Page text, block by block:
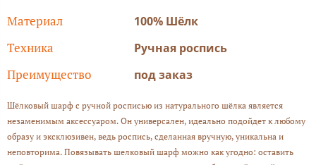
Материал 100% Шёлк
Техника Ручная роспись
Преимущество под заказ
Шёлковый шарф с ручной росписью из натурального шёлка является
незаменимым аксессуаром. Он универсален, идеально подойдет к любому
образу и эксклюзивен, ведь роспись, сделанная вручную, уникальна и
неповторима. Повязывать шелковый шарф можно как угодно: оставить